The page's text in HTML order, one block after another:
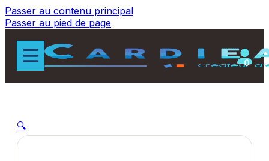
Passer au contenu principal
Passer au pied de page
0
🔍